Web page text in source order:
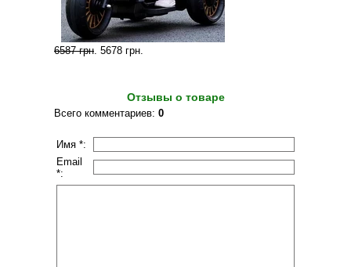
6587 грн. 5678 грн.
Отзывы о товаре
Всего комментариев: 0
Имя *:
Email
*: